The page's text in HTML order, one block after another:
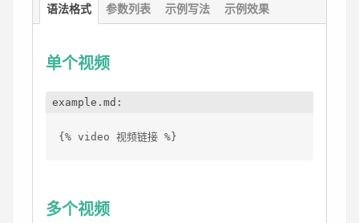
语法格式 参数列表 示例写法 示例效果
单个视频
example.md:
{% video 视频链接 %}
多个视频